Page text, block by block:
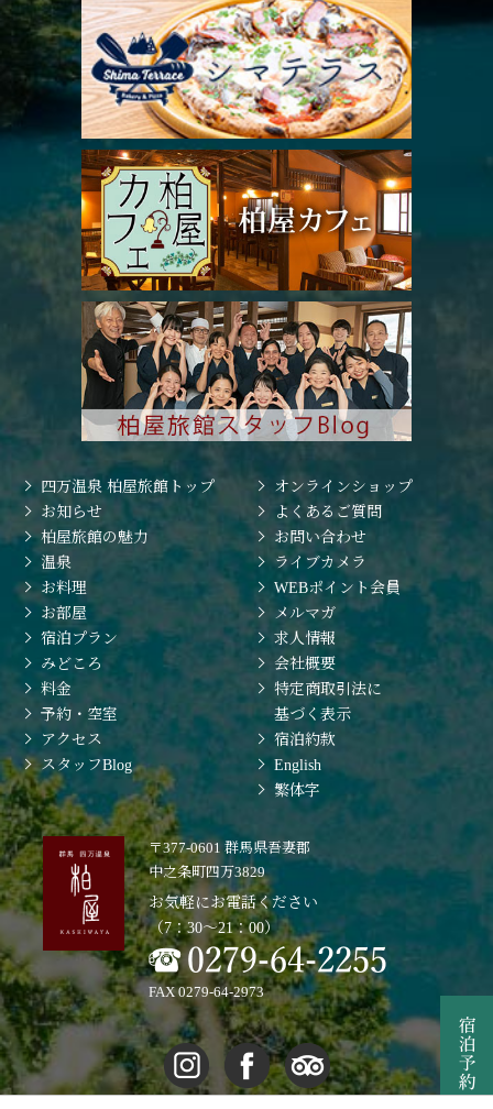
四万温泉 柏屋旅館トップ
お知らせ
柏屋旅館の魅力
温泉
お料理
お部屋
宿泊プラン
みどころ
料金
予約・空室
アクセス
スタッフBlog
オンラインショップ
よくあるご質問
お問い合わせ
ライブカメラ
WEBポイント会員
メルマガ
求人情報
会社概要
特定商取引法に
基づく表示
宿泊約款
English
繁体字
〒377-0601 群馬県吾妻郡
中之条町四万3829
お気軽にお電話ください
（7：30〜21：00）
FAX 0279-64-2973